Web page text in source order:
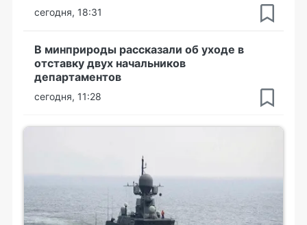
сегодня, 18:31
В минприроды рассказали об уходе в
отставку двух начальников
департаментов
сегодня, 11:28